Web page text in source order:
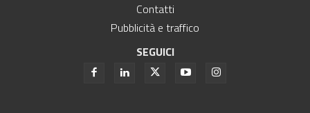
Contatti
Pubblicità e traffico
SEGUICI